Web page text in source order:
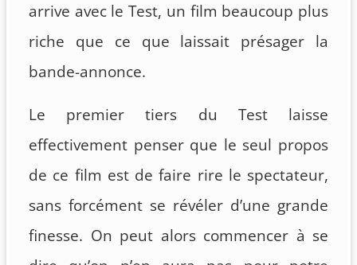
arrive avec le Test, un film beaucoup plus
riche que ce que laissait présager la
bande-annonce.
Le premier tiers du Test laisse
effectivement penser que le seul propos
de ce film est de faire rire le spectateur,
sans forcément se révéler d’une grande
finesse. On peut alors commencer à se